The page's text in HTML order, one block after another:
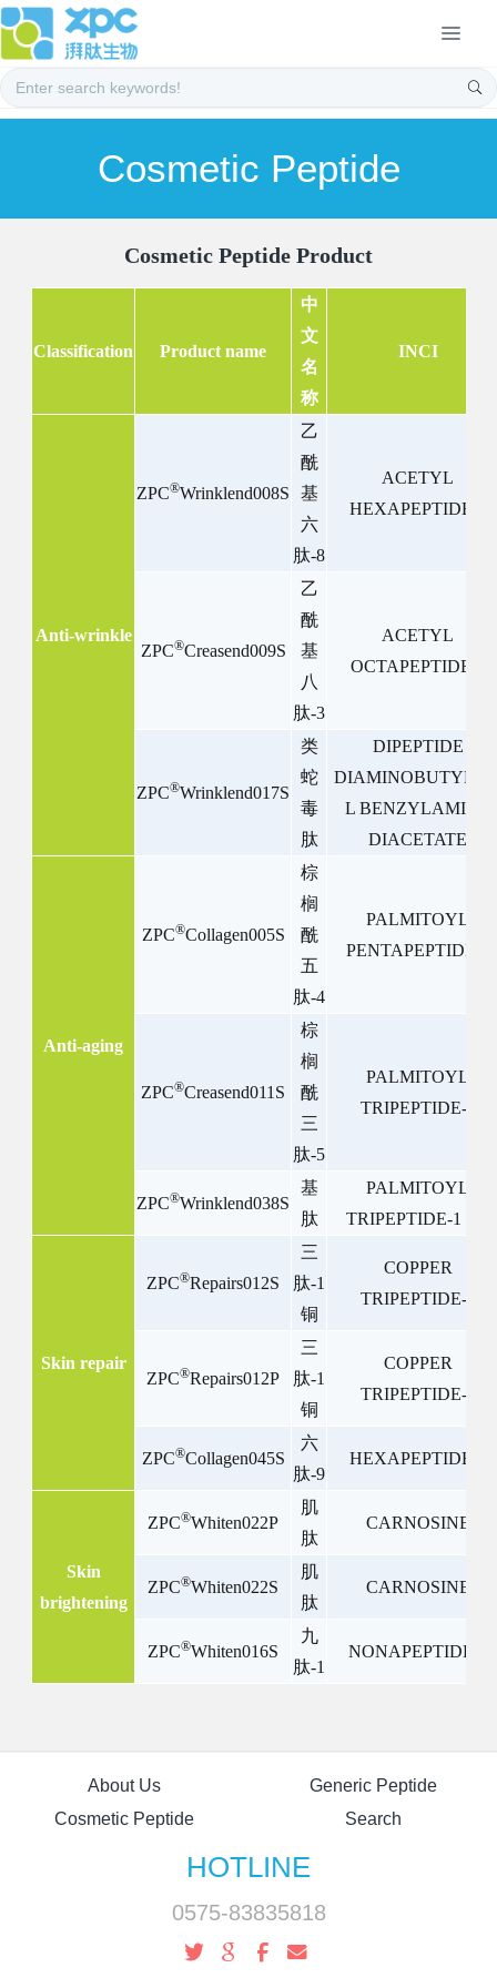
Cosmetic Peptide
Cosmetic Peptide Product
Classification Product name
中
文
名
称
INCI
Anti-wrinkle
ZPC®Wrinklend008S
乙
酰
基
六
肽-8
ACETYL
HEXAPEPTIDE-8
ZPC®Creasend009S
乙
酰
基
八
肽-3
ACETYL
OCTAPEPTIDE-3
ZPC®Wrinklend017S
类
蛇
毒
肽
DIPEPTIDE
L BENZYLAMIDE
DIACETATE
Anti-aging
ZPC®Collagen005S
棕
榈
酰
五
肽-4
PALMITOYL
PENTAPEPTIDE-4
ZPC®Creasend011S
棕
榈
酰
三
肽-5
PALMITOYL
TRIPEPTIDE-5
ZPC®Wrinklend038S
基
肽
PALMITOYL
TRIPEPTIDE-1 ect.
Skin repair
ZPC®Repairs012S
三
肽-1
铜
COPPER
TRIPEPTIDE-1
ZPC®Repairs012P
三
肽-1
铜
COPPER
TRIPEPTIDE-1
ZPC®Collagen045S
六
肽-9
HEXAPEPTIDE-9
Skin
brightening
ZPC®Whiten022P
肌
肽
CARNOSINE
ZPC®Whiten022S
肌
肽
CARNOSINE
ZPC®Whiten016S
九
肽-1
NONAPEPTIDE-1
About Us
Generic Peptide
Cosmetic Peptide
Search
HOTLINE
0575-83835818